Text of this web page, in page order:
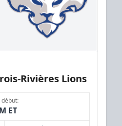
Rivières Lions
début:
ET